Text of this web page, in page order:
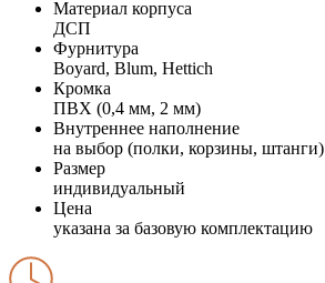
Материал корпуса
ДСП
Фурнитура
Boyard, Blum, Hettich
Кромка
ПВХ (0,4 мм, 2 мм)
Внутреннее наполнение
на выбор (полки, корзины, штанги)
Размер
индивидуальный
Цена
указана за базовую комплектацию